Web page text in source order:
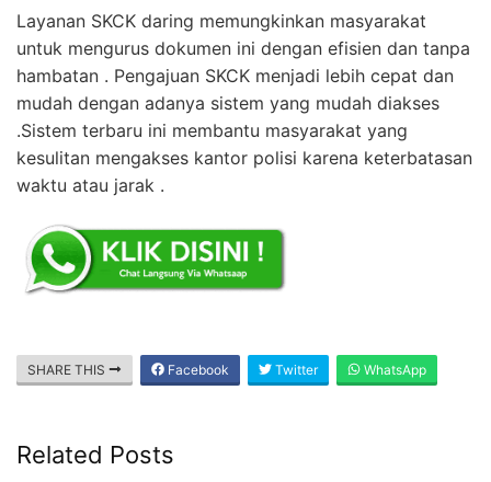
Layanan SKCK daring memungkinkan masyarakat
untuk mengurus dokumen ini dengan efisien dan tanpa
hambatan . Pengajuan SKCK menjadi lebih cepat dan
mudah dengan adanya sistem yang mudah diakses
.Sistem terbaru ini membantu masyarakat yang
kesulitan mengakses kantor polisi karena keterbatasan
waktu atau jarak .
SHARE THIS Facebook Twitter WhatsApp
Related Posts